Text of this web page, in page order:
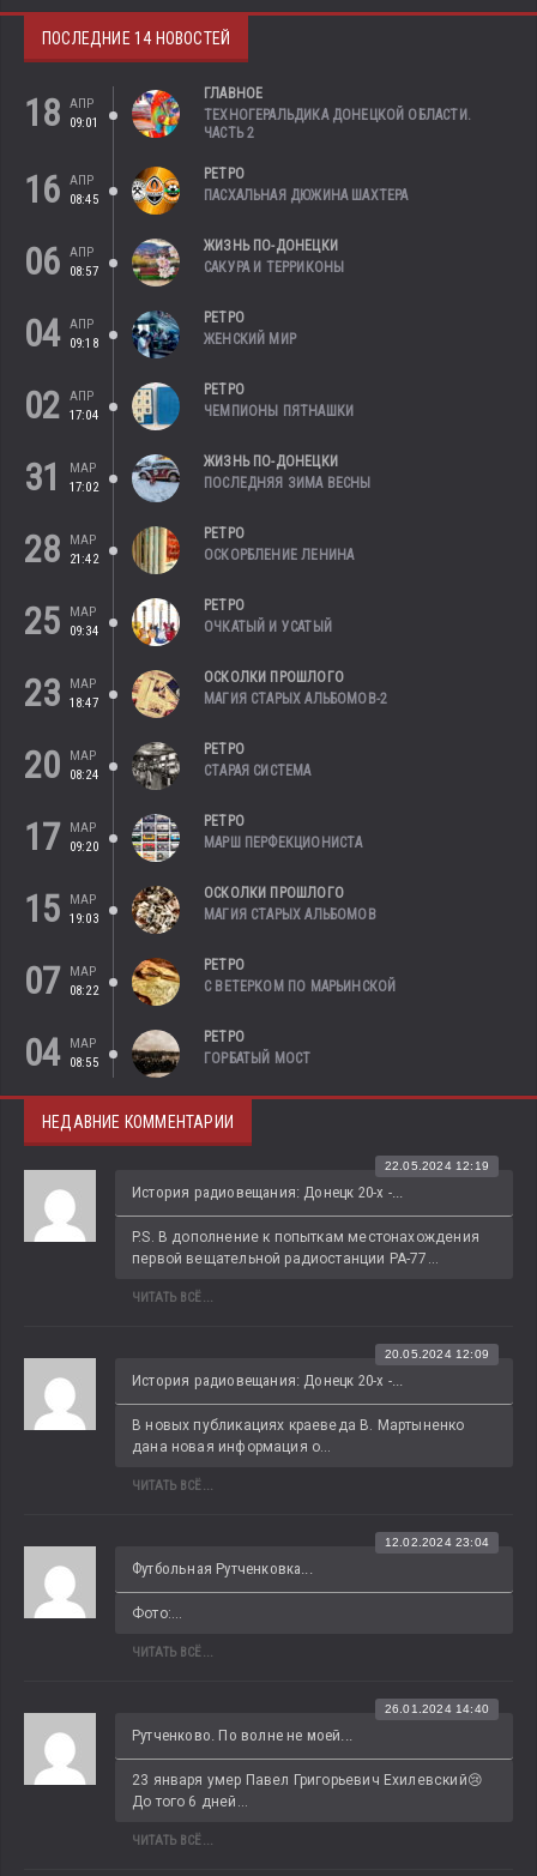
ПОСЛЕДНИЕ 14 НОВОСТЕЙ
18
АПР
09:01
ГЛАВНОЕ
ТЕХНОГЕРАЛЬДИКА ДОНЕЦКОЙ ОБЛАСТИ.
ЧАСТЬ 2
16
АПР
08:45
РЕТРО
ПАСХАЛЬНАЯ ДЮЖИНА ШАХТЕРА
06
АПР
08:57
ЖИЗНЬ ПО-ДОНЕЦКИ
САКУРА И ТЕРРИКОНЫ
04 АПР
09:18
РЕТРО
ЖЕНСКИЙ МИР
02
АПР
17:04
РЕТРО
ЧЕМПИОНЫ ПЯТНАШКИ
31
МАР
17:02
ЖИЗНЬ ПО-ДОНЕЦКИ
ПОСЛЕДНЯЯ ЗИМА ВЕСНЫ
28
МАР
21:42
РЕТРО
ОСКОРБЛЕНИЕ ЛЕНИНА
25
МАР
09:34
РЕТРО
ОЧКАТЫЙ И УСАТЫЙ
23
МАР
18:47
ОСКОЛКИ ПРОШЛОГО
МАГИЯ СТАРЫХ АЛЬБОМОВ-2
20
МАР
08:24
РЕТРО
СТАРАЯ СИСТЕМА
17
МАР
09:20
РЕТРО
МАРШ ПЕРФЕКЦИОНИСТА
15
МАР
19:03
ОСКОЛКИ ПРОШЛОГО
МАГИЯ СТАРЫХ АЛЬБОМОВ
07
МАР
08:22
РЕТРО
С ВЕТЕРКОМ ПО МАРЬИНСКОЙ
04
МАР
08:55
РЕТРО
ГОРБАТЫЙ МОСТ
НЕДАВНИЕ КОММЕНТАРИИ
История радиовещания: Донецк 20-х -...
22.05.2024 12:19
P.S. В дополнение к попыткам местонахождения
первой вещательной радиостанции РА-77...
ЧИТАТЬ ВСЁ...
История радиовещания: Донецк 20-х -...
20.05.2024 12:09
В новых публикациях краеведа В. Мартыненко
дана новая информация о...
ЧИТАТЬ ВСЁ...
Футбольная Рутченковка...
12.02.2024 23:04
Фото:...
ЧИТАТЬ ВСЁ...
Рутченково. По волне не моей...
26.01.2024 14:40
23 января умер Павел Григорьевич Ехилевский😢
До того 6 дней...
ЧИТАТЬ ВСЁ...